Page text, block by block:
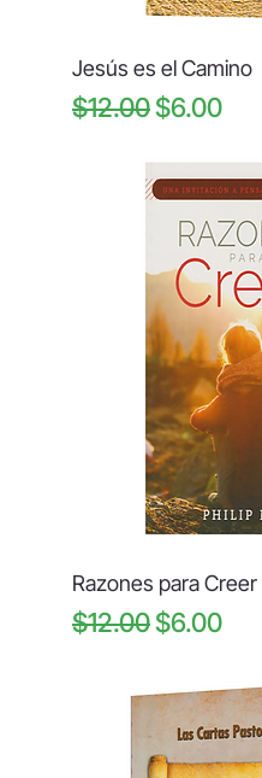
Jesús es el Camino
Regular Price
$12.00Sale Price
$6.00
Razones para Creer
Regular Price
$12.00Sale Price
$6.00